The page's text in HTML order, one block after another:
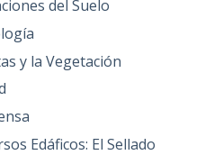
del Suelo
y la Vegetación
Edáficos: El Sellado